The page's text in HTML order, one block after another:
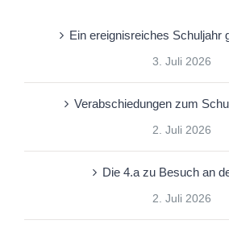
Ein ereignisreiches Schuljahr
3. Juli 2026
Verabschiedungen zum
2. Juli 2026
Die 4.a zu Besuch an
2. Juli 2026